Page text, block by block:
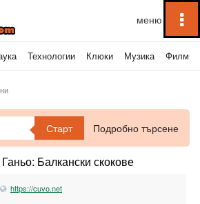
Технологии Клюки Музика Филми
Старт Подробно търсене
Балкански скокове
https://cuvo.net